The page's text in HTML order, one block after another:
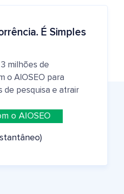
É Simples
milhões de
o AIOSEO para
de pesquisa e atrair
o AIOSEO